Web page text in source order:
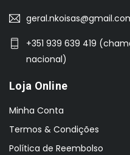
+351 939 639 419
nacional)
Loja Online
Minha Conta
Termos & Condições
Política de Reembolso